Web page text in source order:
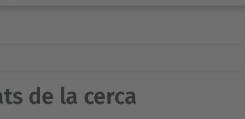
de la cerca